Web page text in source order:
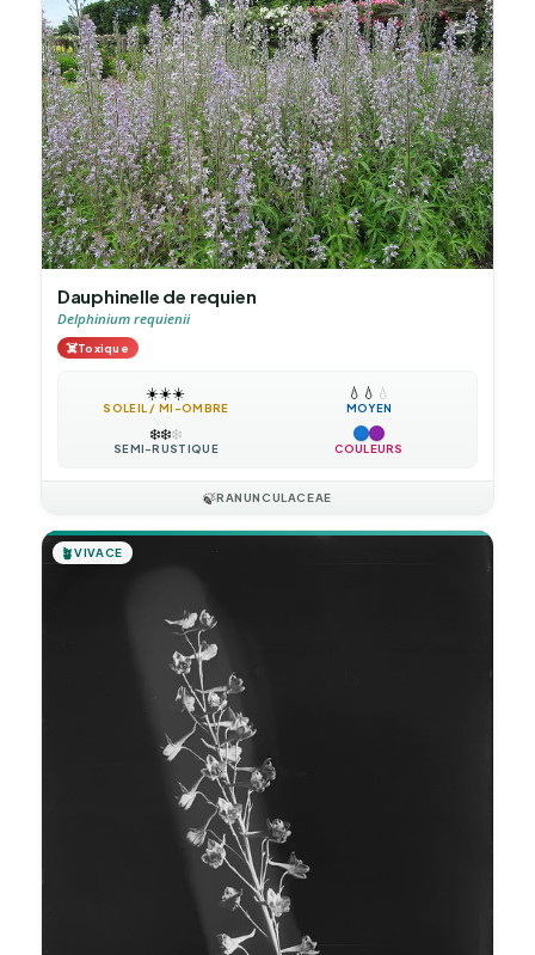
Dauphinelle de requien
Delphinium requienii
☠️Toxique
☀️☀️☀️
SOLEIL / MI-OMBRE
💧 💧 💧
MOYEN
❄️❄️❄️
SEMI-RUSTIQUE COULEURS
🍃RANUNCULACEAE
🪴VIVACE